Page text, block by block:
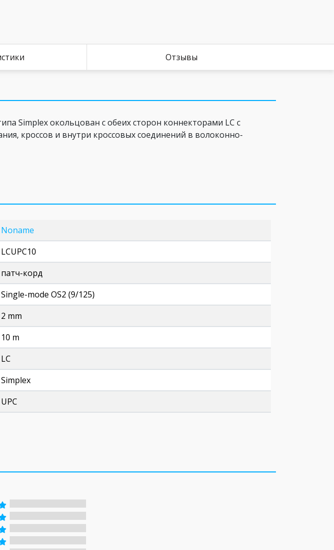
Отзывы
Simplex окольцован с обеих сторон коннекторами LC c
кроссов и внутри кроссовых соединений в волоконно-
Noname
LCUPC10
патч-корд
Single-mode OS2 (9/125)
2 mm
10 m
LC
Simplex
UPC